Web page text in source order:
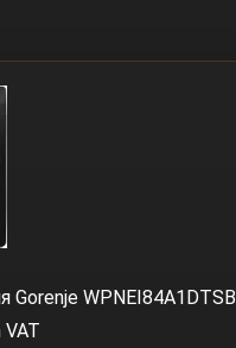
Gorenje WPNEI84A1DTSB